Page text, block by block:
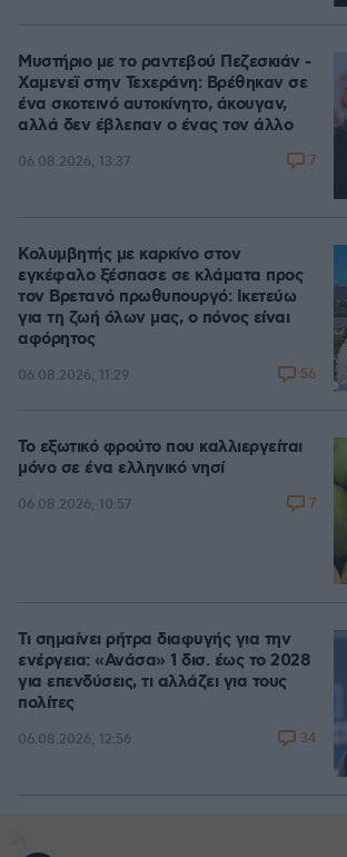
Μυστήριο με το ραντεβού Πεζεσκιάν -
Χαμενεϊ στην Τεχεράνη: Βρέθηκαν σε
ένα σκοτεινό αυτοκίνητο, άκουγαν,
αλλά δεν έβλεπαν ο ένας τον άλλο
06.08.2026, 13:37 7
Κολυμβητής με καρκίνο στον
εγκέφαλο ξέσπασε σε κλάματα προς
τον Βρετανό πρωθυπουργό: Ικετεύω
για τη ζωή όλων μας, ο πόνος είναι
αφόρητος
06.08.2026, 11:29 56
Το εξωτικό φρούτο που καλλιεργείται
μόνο σε ένα ελληνικό νησί
06.08.2026, 10:57 7
Τι σημαίνει ρήτρα διαφυγής για την
ενέργεια: «Ανάσα» 1 δισ. έως το 2028
για επενδύσεις, τι αλλάζει για τους
πολίτες
06.08.2026, 12:56 34